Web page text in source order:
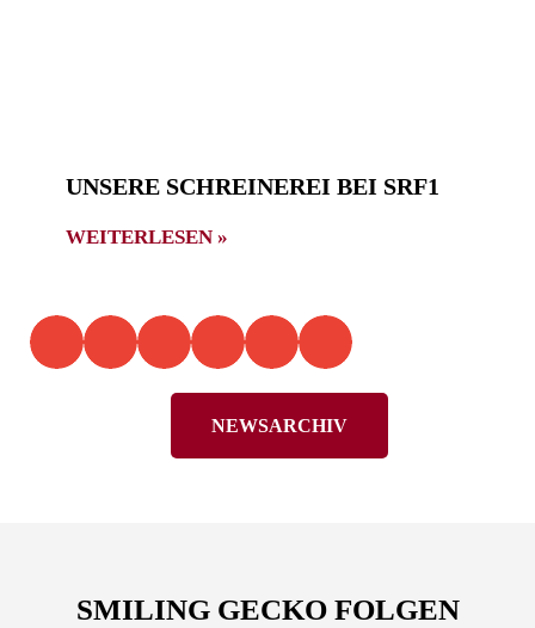
UNSERE SCHREINEREI BEI SRF1
WEITERLESEN »
NEWSARCHIV
SMILING GECKO FOLGEN